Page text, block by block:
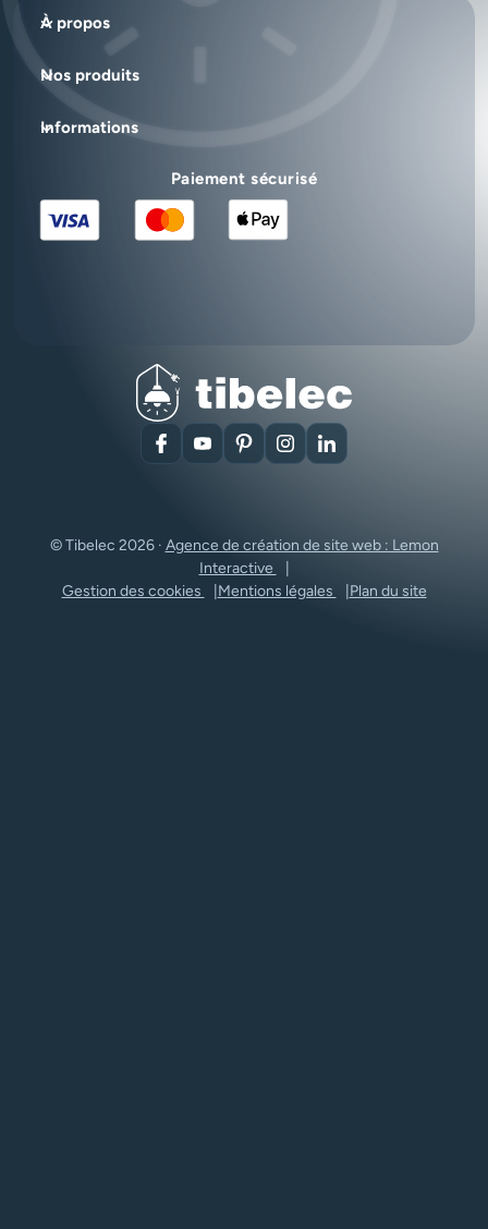
À propos
Nos produits
Informations
Paiement sécurisé
FacebookYouTubePinterestInstagramLinkedIn
© Tibelec 2026 · Agence de création de site web : Lemon
Interactive
Gestion des cookies
Mentions légales Plan du site